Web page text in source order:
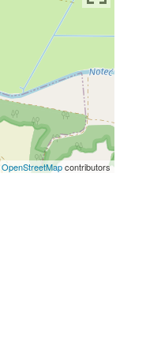
OpenStreetMapcontributors